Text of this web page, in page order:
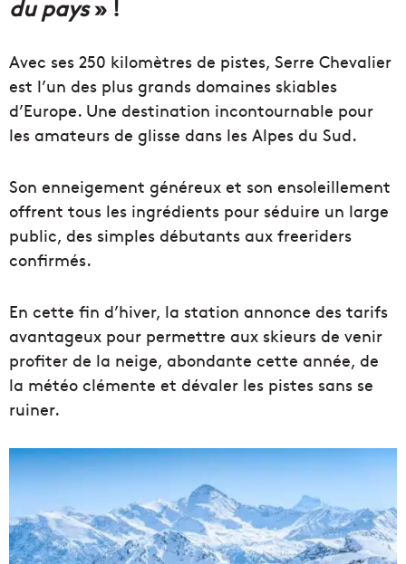
du pays» !
Avec ses 250 kilomètres de pistes, Serre Chevalier
est l’un des plus grands domaines skiables
d’Europe. Une destination incontournable pour
les amateurs de glisse dans les Alpes du Sud.
Son enneigement généreux et son ensoleillement
offrent tous les ingrédients pour séduire un large
public, des simples débutants aux freeriders
confirmés.
En cette fin d’hiver, la station annonce des tarifs
avantageux pour permettre aux skieurs de venir
profiter de la neige, abondante cette année, de
la météo clémente et dévaler les pistes sans se
ruiner.